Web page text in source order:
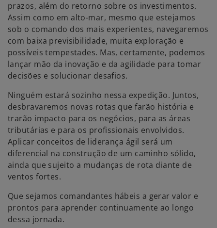
prazos, além do retorno sobre os investimentos.
Assim como em alto-mar, mesmo que estejamos
sob o comando dos mais experientes, navegaremos
com baixa previsibilidade, muita exploração e
possíveis tempestades. Mas, certamente, podemos
lançar mão da inovação e da agilidade para tomar
decisões e solucionar desafios.
Ninguém estará sozinho nessa expedição. Juntos,
desbravaremos novas rotas que farão história e
trarão impacto para os negócios, para as áreas
tributárias e para os profissionais envolvidos.
Aplicar conceitos de liderança ágil será um
diferencial na construção de um caminho sólido,
ainda que sujeito a mudanças de rota diante de
ventos fortes.
Que sejamos comandantes hábeis a gerar valor e
prontos para aprender continuamente ao longo
dessa jornada.